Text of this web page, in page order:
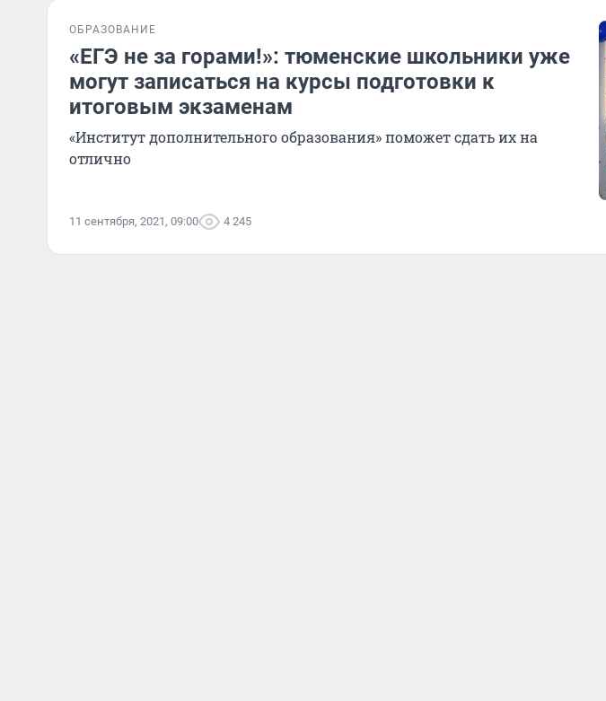
ОБРАЗОВАНИЕ
«ЕГЭ не за горами!»: тюменские школьники уже
могут записаться на курсы подготовки к
итоговым экзаменам
«Институт дополнительного образования» поможет сдать их на
отлично
11 сентября, 2021, 09:00 4 245